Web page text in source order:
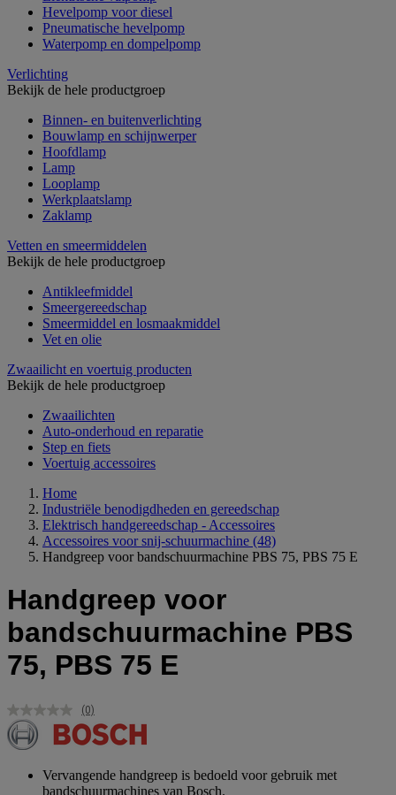
Hevelpomp voor diesel
Pneumatische hevelpomp
Waterpomp en dompelpomp
Verlichting
Bekijk de hele productgroep
Binnen- en buitenverlichting
Bouwlamp en schijnwerper
Hoofdlamp
Lamp
Looplamp
Werkplaatslamp
Zaklamp
Vetten en smeermiddelen
Bekijk de hele productgroep
Antikleefmiddel
Smeergereedschap
Smeermiddel en losmaakmiddel
Vet en olie
Zwaailicht en voertuig producten
Bekijk de hele productgroep
Zwaailichten
Auto-onderhoud en reparatie
Step en fiets
Voertuig accessoires
Home
Industriële benodigdheden en gereedschap
Elektrisch handgereedschap - Accessoires
Accessoires voor snij-schuurmachine (48)
Handgreep voor bandschuurmachine PBS 75, PBS 75 E
Handgreep voor
bandschuurmachine PBS
75, PBS 75 E
Geen
scorewaarde.
Dezelfde
(0)
Vervangende handgreep is bedoeld voor gebruik met
bandschuurmachines van Bosch.